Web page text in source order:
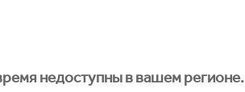
недоступны в вашем регионе.